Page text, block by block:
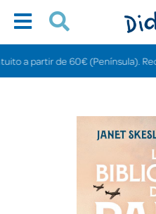
partir de 60€ (Península).